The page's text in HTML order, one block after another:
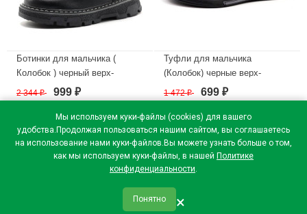
Мы используем куки-файлы (cookies) для вашего
удобства.Продолжая пользоваться нашим сайтом, вы соглашаетесь
на использование нами куки-файлов.Вы можете узнать больше о том,
как мы используем куки-файлы, в нашей Политике
конфиденциальности.
Понятно ×
Ботинки для мальчика (
Колобок ) черный верх-
искусственная кожа
подкладка -натуральный мех
артикул kok-5993-01
В наличии
2 344₽ 999 ₽
Туфли для мальчика
(Колобок) черные верх-
искусственная кожа
подкладка-искусственная
кожа размерный ряд 32-37
арт.kok-3838-01
В наличии
1 472₽ 699 ₽
qr_code